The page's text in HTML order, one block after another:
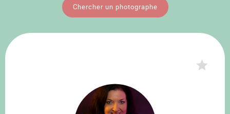
Chercher un photographe